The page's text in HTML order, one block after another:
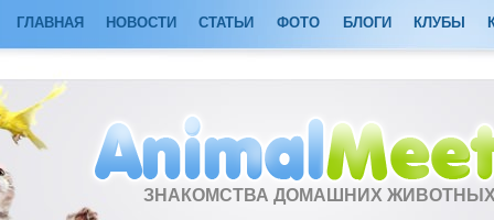
ГЛАВНАЯ НОВОСТИ СТАТЬИ ФОТО БЛОГИ КЛУБЫ
ЗНАКОМСТВА ДОМАШНИХ